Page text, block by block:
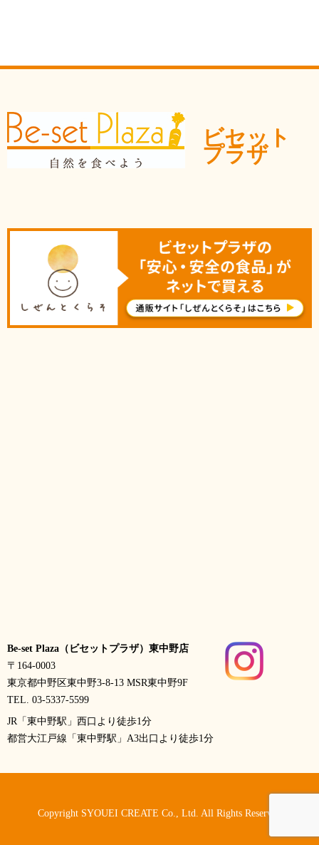
ビセット
プラザ
Be-set Plaza（ビセットプラザ）東中野店
〒164-0003
東京都中野区東中野3-8-13 MSR東中野9F
TEL. 03-5337-5599
JR「東中野駅」西口より徒歩1分
都営大江戸線「東中野駅」A3出口より徒歩1分
Copyright SYOUEI CREATE Co., Ltd. All Rights Reserved